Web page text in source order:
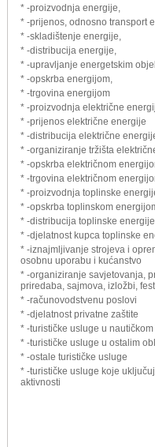
* -proizvodnja energije,
* -prijenos, odnosno transport
* -skladištenje energije,
* -distribucija energije,
* -upravljanje energetskim
* -opskrba energijom,
* -trgovina energijom
* -proizvodnja električne
* -prijenos električne energije
* -distribucija električne
* -organiziranje tržišta
* -opskrba električnom
* -trgovina električnom
* -proizvodnja toplinske
* -opskrba toplinskom
* -distribucija toplinske energije.
* -djelatnost kupca toplinske
* -iznajmljivanje strojeva i
osobnu uporabu i kućanstvo
* -organiziranje savjetovanja,
priredaba, sajmova, izložbi,
* -računovodstvenu poslovi
* -djelatnost privatne zaštite
* -turističke usluge u nautičkom
* -turističke usluge u ostalim
* -ostale turističke usluge
* -turističke usluge koje
aktivnosti